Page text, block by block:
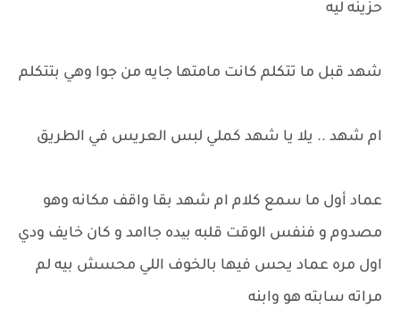
حزينه ليه
شهد قبل ما تتكلم كانت مامتها جايه من جوا وهي بتتكلم
ام شهد .. يلا يا شهد كملي لبس العريس في الطريق
عماد أول ما سمع كلام ام شهد بقا واقف مكانه وهو
مصدوم و فنفس الوقت قلبه بیده جاامد و كان خايف ودي
اول مره عماد يحس فيها بالخوف اللي محسش بيه لم
مراته سابته هو وابنه